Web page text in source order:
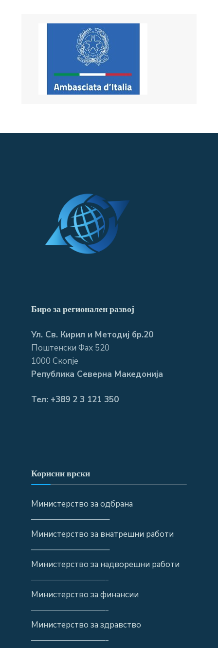
Биро за регионален развој
Ул. Св. Кирил и Методиј бр.20
Поштенски Фах 520
1000 Скопје
Република Северна Македонија
Тел: +389 2 3 121 350
Корисни врски
Министерство за одбрана
—————————–
Министерство за внатрешни работи
—————————–
Министерство за надворешни работи
—————————-
Министерство за финансии
—————————-
Министерство за здравство
—————————-